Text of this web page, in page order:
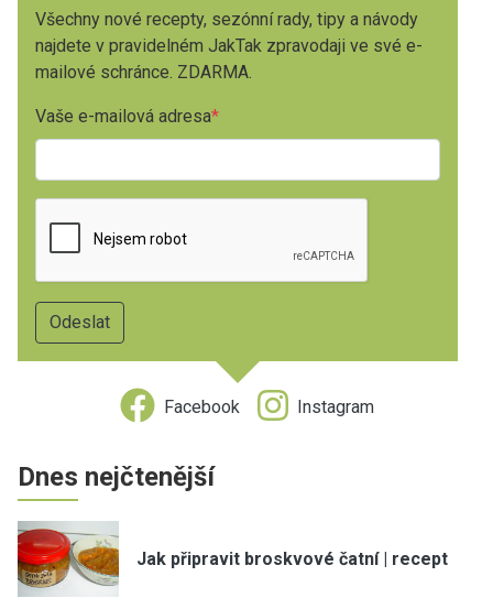
Všechny nové recepty, sezónní rady, tipy a návody
najdete v pravidelném JakTak zpravodaji ve své e-
mailové schránce. ZDARMA.
Vaše e-mailová adresa
Facebook Instagram
Dnes nejčtenější
Jak připravit broskvové čatní | recept